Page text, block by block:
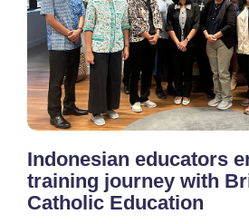
No Comments
Indonesian educators
training journey with
Catholic Education